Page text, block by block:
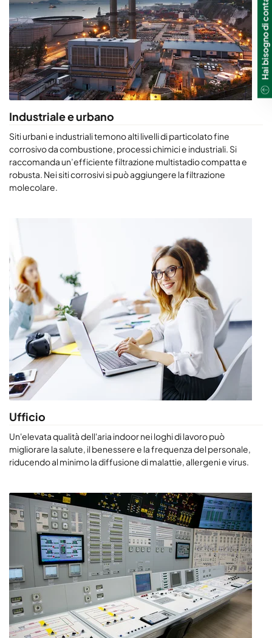
Industriale e urbano
Siti urbani e industriali temono alti livelli di particolato fine
corrosivo da combustione, processi chimici e industriali. Si
raccomanda un’efficiente filtrazione multistadio compatta e
robusta. Nei siti corrosivi si può aggiungere la filtrazione
molecolare.
Ufficio
Un'elevata qualità dell'aria indoor nei loghi di lavoro può
migliorare la salute, il benessere e la frequenza del personale,
riducendo al minimo la diffusione di malattie, allergeni e virus.
Hai bisogno di contattarci?